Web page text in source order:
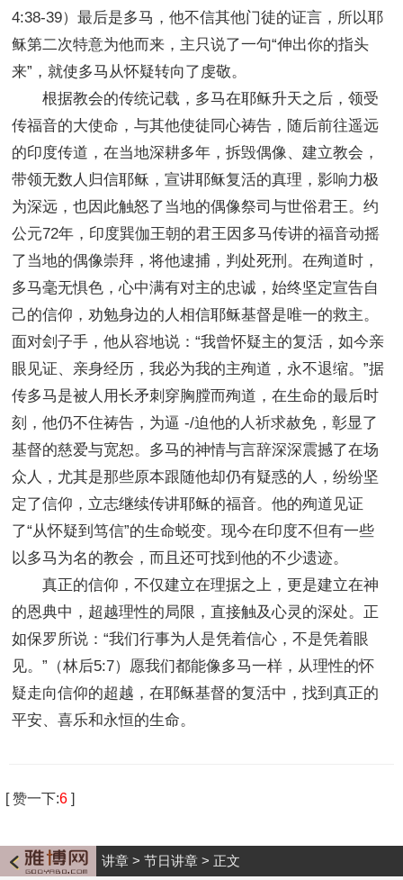
4:38-39）最后是多马，他不信其他门徒的证言，所以耶
稣第二次特意为他而来，主只说了一句“伸出你的指头
来”，就使多马从怀疑转向了虔敬。
根据教会的传统记载，多马在耶稣升天之后，领受
传福音的大使命，与其他使徒同心祷告，随后前往遥远
的印度传道，在当地深耕多年，拆毁偶像、建立教会，
带领无数人归信耶稣，宣讲耶稣复活的真理，影响力极
为深远，也因此触怒了当地的偶像祭司与世俗君王。约
公元72年，印度巽伽王朝的君王因多马传讲的福音动摇
了当地的偶像崇拜，将他逮捕，判处死刑。在殉道时，
多马毫无惧色，心中满有对主的忠诚，始终坚定宣告自
己的信仰，劝勉身边的人相信耶稣基督是唯一的救主。
面对刽子手，他从容地说：“我曾怀疑主的复活，如今亲
眼见证、亲身经历，我必为我的主殉道，永不退缩。”据
传多马是被人用长矛刺穿胸膛而殉道，在生命的最后时
刻，他仍不住祷告，为逼 -/迫他的人祈求赦免，彰显了
基督的慈爱与宽恕。多马的神情与言辞深深震撼了在场
众人，尤其是那些原本跟随他却仍有疑惑的人，纷纷坚
定了信仰，立志继续传讲耶稣的福音。他的殉道见证
了“从怀疑到笃信”的生命蜕变。现今在印度不但有一些
以多马为名的教会，而且还可找到他的不少遗迹。
真正的信仰，不仅建立在理据之上，更是建立在神
的恩典中，超越理性的局限，直接触及心灵的深处。正
如保罗所说：“我们行事为人是凭着信心，不是凭着眼
见。”（林后5:7）愿我们都能像多马一样，从理性的怀
疑走向信仰的超越，在耶稣基督的复活中，找到真正的
平安、喜乐和永恒的生命。
[赞一下:6 ]
讲章 > 节日讲章 > 正文